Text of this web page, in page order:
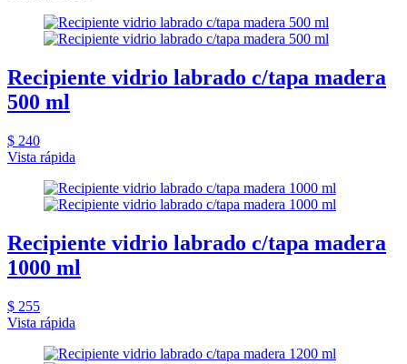
Recipiente vidrio labrado c/tapa madera
500 ml
$ 240
Vista rápida
Recipiente vidrio labrado c/tapa madera
1000 ml
$ 255
Vista rápida